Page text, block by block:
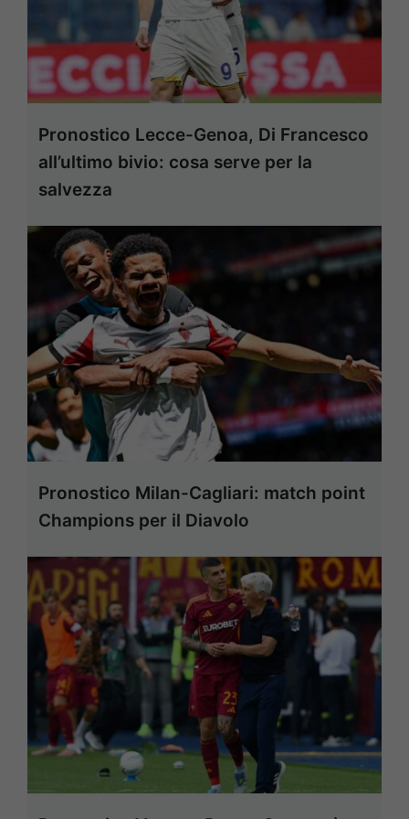
Pronostico Lecce-Genoa, Di Francesco
all’ultimo bivio: cosa serve per la
salvezza
Pronostico Milan-Cagliari: match point
Champions per il Diavolo